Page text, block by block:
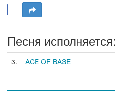
Песня исполняется:
3. ACE OF BASE